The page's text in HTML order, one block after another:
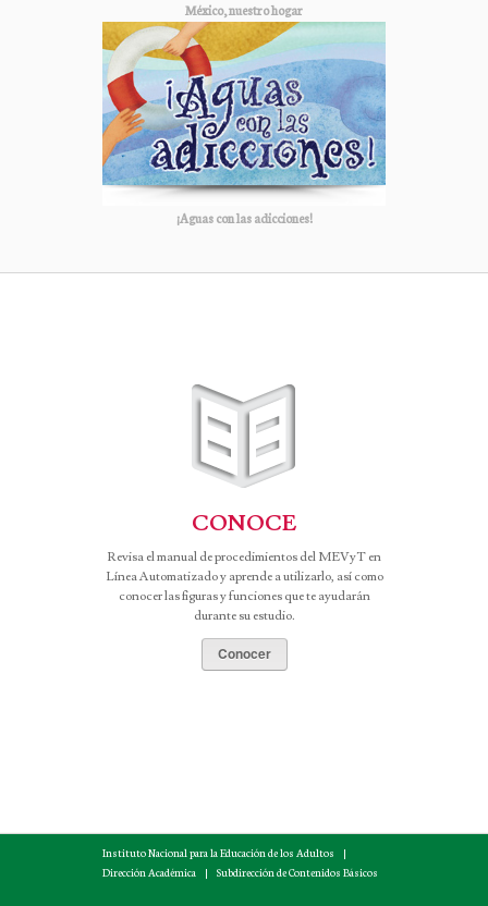
México, nuestro hogar
¡Aguas con las adicciones!
CONOCE
Revisa el manual de procedimientos del MEVyT en
Línea Automatizado y aprende a utilizarlo, así como
conocer las figuras y funciones que te ayudarán
durante su estudio.
Conocer
Instituto Nacional para la Educación de los Adultos
|
Dirección Académica
| Subdirección de Contenidos Básicos